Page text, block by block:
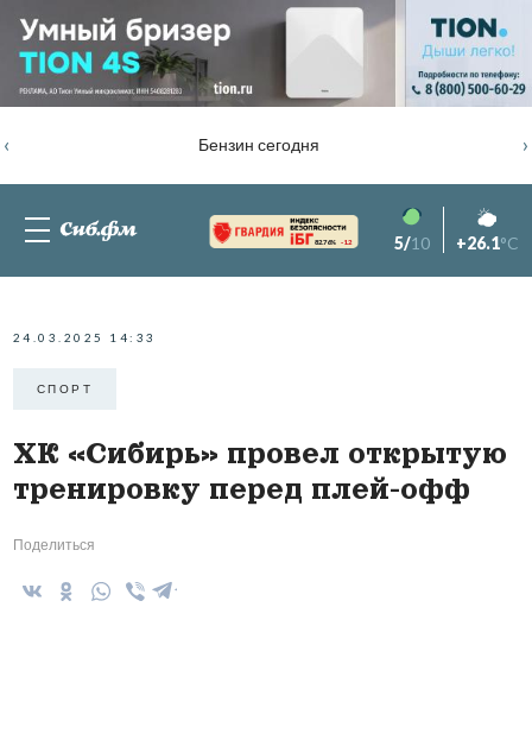
Бензин сегодня
‹ ›
82.76% -1.2 5/10 +26.1°C
24.03.2025 14:33
СПОРТ
ХК «Сибирь» провел открытую
тренировку перед плей-офф
Поделиться